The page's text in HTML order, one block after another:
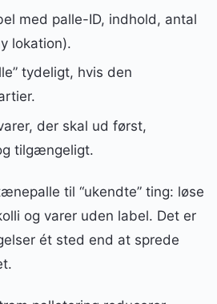
med palle-ID, indhold, antal
lokation).
tydeligt, hvis den
der skal ud først,
tilgængeligt.
til “ukendte” ting: løse
og varer uden label. Det er
ét sted end at sprede